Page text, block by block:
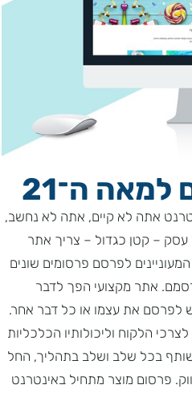
ה־21
אינטרנט אתה לא קיים, אתה לא נחשב,
עסק – קטן כגדול – צריך אתר
לפרסם פרסומים שונים
אתר מקצועי הפך לדבר
לפרסם את עצמו או כל דבר אחר.
הלקוח וליכולותיו הכלכליות
בכל שלב ושלב בתהליך, החל
פרסום מוצר מתחיל באינטרנט